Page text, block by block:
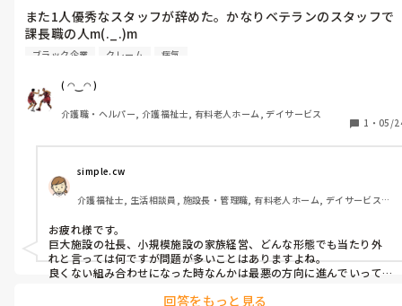
険しいか無表情、もしくは作り笑いなんだけど
お花畑管理者さんは一切関知しないᕦ(ò_óˇ)ᕤ
利用者同士のトラブルにも一切関知しない。
ᕦ(ò_óˇ)ᕤ
居室の届けされてない部屋に入居させるって他の施設であり得る
話なんでしょうか？
と。
問題がたくさんあってもまさしく社長は頭お花畑🤣
子持ち女性パートだらけで好き勝手休んで単発バイト頼み。
介護の有資格者が私1人で風呂担当😰外介や誘導の協力もなく、熱中
症にもなり、アホくさくなって辞めました。
がありました。
利用者で無届は私は聞いた事がありませんが(そんな情報も入らない
末端職員だった為)、常に満床ではなかったので併設の特養から利用
者を回してもらっていました。
お花畑社長は結局現場を見ませんよ。報告だけは面倒なほどマメに
させて口だけ出してくるのです。それが仕事、管理者だと思ってご満
悦。
現場を見ないし、自分の仕事だと思っていないのでいくら改善要求
しても分からないのです。
また1人優秀なスタッフが辞めた。かなりベテランのスタッフで
課長職の人m(._.)m
辞めた理由本人の病気らしいが、ここでも出てくる社長m(._.)m
を知ろうともしないᕦ(ò_óˇ)ᕤ
〇〇式アメーバ経営って要はブラック企業を強化する手法だし、
とにかく駒のようにこき使うᕦ(ò_óˇ)ᕤ
デイサービス、有料老人ホームの仕組み理解していない管理者ば
かりᕦ(ò_óˇ)ᕤ
ワンマン経営だからか他人のアドバイスや意見を全く聞かない、
とにかく綺麗事ばかりで話にならない。
だからみんな辞めていく、残ったスタッフも疲弊して
利用者を雑に扱ったり不適切なケアが横行するᕦ(ò_óˇ)ᕤ
明日から緊急でショートの利用者来るらしいけど、
どこのケアマネか知らないけど、施設通さず家族と話し合いショ
ート決定とかあり得ないᕦ(ò_óˇ)ᕤ
ブラック企業 クレーム 病気
( ◠‿◠ )
介護職・ヘルパー, 介護福祉士, 有料老人ホーム, デイサービス
1 ・ 05/
simple.cw
介護福祉士, 生活相談員, 施設長・管理職, 有料老人ホーム, デイサービス,
お疲れ様です。
巨大施設の社長、小規模施設の家族経営、どんな形態でも当たり外
れと言っては何ですが問題が多いことはありますよね。
良くない組み合わせになった時なんかは最悪の方向に進んでいって
回答をもっと見る